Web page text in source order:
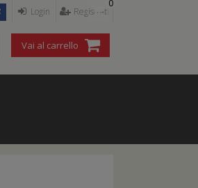
Login Registrati
Vai al carrello
0